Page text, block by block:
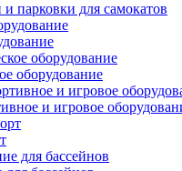
парковки для самокатов
оборудование
и игровое